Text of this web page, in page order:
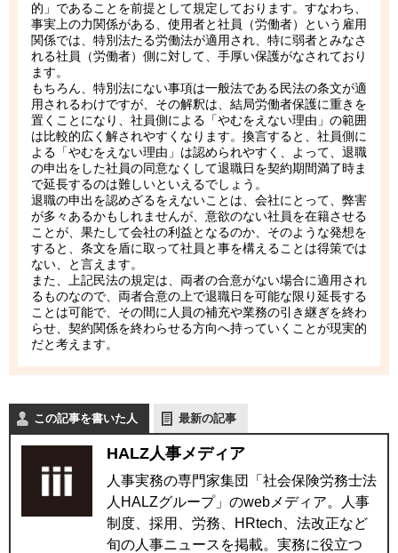
的」であることを前提として規定しております。すなわち、
事実上の力関係がある、使用者と社員（労働者）という雇用
関係では、特別法たる労働法が適用され、特に弱者とみなさ
れる社員（労働者）側に対して、手厚い保護がなされており
ます。
もちろん、特別法にない事項は一般法である民法の条文が適
用されるわけですが、その解釈は、結局労働者保護に重きを
置くことになり、社員側による「やむをえない理由」の範囲
は比較的広く解されやすくなります。換言すると、社員側に
よる「やむをえない理由」は認められやすく、よって、退職
の申出をした社員の同意なくして退職日を契約期間満了時ま
で延長するのは難しいといえるでしょう。
退職の申出を認めざるをえないことは、会社にとって、弊害
が多々あるかもしれませんが、意欲のない社員を在籍させる
ことが、果たして会社の利益となるのか、そのような発想を
すると、条文を盾に取って社員と事を構えることは得策では
ない、と言えます。
また、上記民法の規定は、両者の合意がない場合に適用され
るものなので、両者合意の上で退職日を可能な限り延長する
ことは可能で、その間に人員の補充や業務の引き継ぎを終わ
らせ、契約関係を終わらせる方向へ持っていくことが現実的
だと考えます。
この記事を書いた人 最新の記事
HALZ人事メディア
人事実務の専門家集団「社会保険労務士法
人HALZグループ」のwebメディア。人事
制度、採用、労務、HRtech、法改正など
旬の人事ニュースを掲載。実務に役立つ